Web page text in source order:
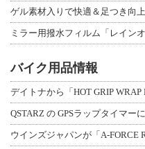
バイク用品情報
デイトナから「HOT GRIP
QSTARZ の GPSラップタイマー
ウインズジャパンが「A-FORCE